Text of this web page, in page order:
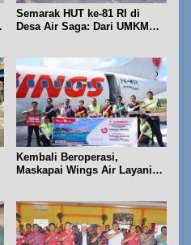
Semarak HUT ke-81 RI di
Desa Air Saga: Dari UMKM
Kembali Beroperasi,
Maskapai Wings Air Layani